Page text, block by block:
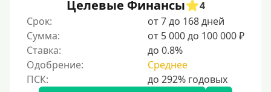
15000 руб
20000 руб
25000 руб
30000 руб
Целевые Финансы
4
Срок:
от 7 до 168 дней
Сумма:
от 5 000 до 100 000 ₽
Ставка:
до 0.8%
Одобрение:
Среднее